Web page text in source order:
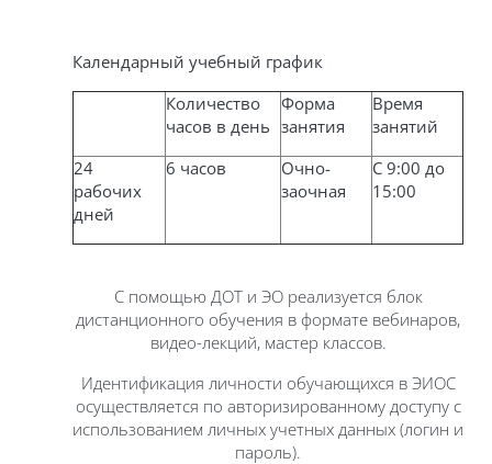
Календарный учебный график
Количество
часов в день
Форма
занятия
Время
занятий
24
рабочих
дней
6 часов
Очно-
заочная
С 9:00 до
15:00
С помощью ДОТ и ЭО реализуется блок
дистанционного обучения в формате вебинаров,
видео-лекций, мастер классов.
Идентификация личности обучающихся в ЭИОС
осуществляется по авторизированному доступу с
использованием личных учетных данных (логин и
пароль).